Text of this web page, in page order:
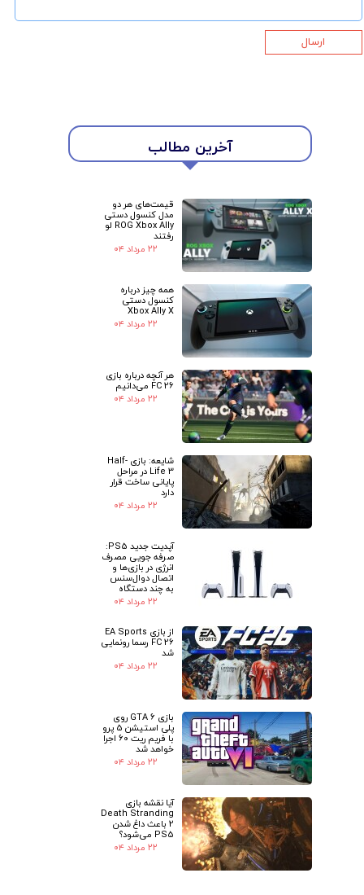
★
آخرین مطالب
قیمت‌های هر دو
مدل کنسول دستی
ROG Xbox Ally لو
رفتند
۲۲ مرداد ۰۴
همه چیز درباره
کنسول دستی
Xbox Ally X
۲۲ مرداد ۰۴
هر آنچه درباره بازی
FC 26 می‌دانیم
۲۲ مرداد ۰۴
شایعه: بازی Half-
Life 3 در مراحل
پایانی ساخت قرار
دارد
۲۲ مرداد ۰۴
آپدیت جدید PS5:
صرفه جویی مصرف
انرژی در بازی‌ها و
اتصال دوال‌سنس
به چند دستگاه
۲۲ مرداد ۰۴
از بازی EA Sports
FC 26 رسما رونمایی
شد
۲۲ مرداد ۰۴
بازی GTA 6 روی
پلی استیشن 5 پرو
با فریم ریت 60 اجرا
خواهد شد
۲۲ مرداد ۰۴
آیا نقشه بازی
Death Stranding
2 باعث داغ شدن
PS5 می‌شود؟
۲۲ مرداد ۰۴
ارسال